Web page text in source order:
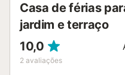
Casa de férias
jardim e terraço
10,0
2 avaliações